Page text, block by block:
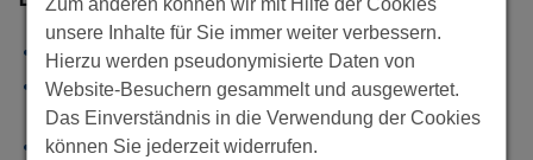
Multi Channel Shopping via TV, Web, Voice & App
Navigation per Sprache im Telefondialog mit
Variantenauswahl
Automatisiertes Planungs-, Versorgungs- und
Zum anderen können wir mit Hilfe der Cookies
unsere Inhalte für Sie immer weiter verbessern.
Hierzu werden pseudonymisierte Daten von
Website-Besuchern gesammelt und ausgewertet.
Das Einverständnis in die Verwendung der Cookies
können Sie jederzeit widerrufen.